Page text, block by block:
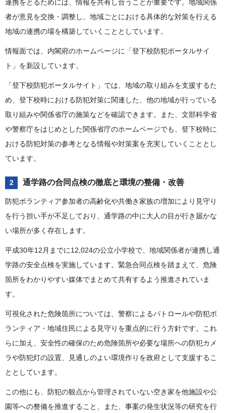
連携をとるためには、情報を共有し合うことが重要です。地域関係
者が意見を交換・調整し、地域ごとにおける具体的な対策を行える
地域の連携の場を構築していくこととしています。
情報面では、内閣府のホームページに「登下校防犯ポータルサイ
ト」を新設しています。
「登下校防犯ポータルサイト」では、地域の取り組みを支援するた
め、登下校時における防犯対策に関連した、他の地域が行っている
取り組みや関係省庁の施策などを確認できます。また、文部科学省
や警察庁をはじめとした関係省庁のホームページでも、登下校時に
おける防犯対策の参考となる情報や対策案を充実していくこととし
ています。
2 通学路の合同点検の徹底と環境の整備・改善
防犯ボランティア参加者の高齢化や共働き家族の増加により見守り
を行う担い手が不足しており、通学路の中に大人の目が行き届かな
い場所が多く存在します。
平成30年12月までに12,024の公立小学校で、地域関係者が連携し通
学路の安全点検を実施しています。緊急合同点検を踏まえて、危険
箇所をわかりやすい媒体でまとめて共有するよう推進されていま
す。
可視化された危険箇所については、警察によるパトロールや防犯ボ
ランティア・地域住民による見守りを重点的に行う方針です。これ
らに加え、安全性の確保のため危険箇所や必要な場所への防犯カメ
ラや防犯灯の設置、見通しのよい環境作りを政府として支援するこ
ととしています。
この他にも、防犯の観点から管理されていない空き家を他施設や公
園等への整備を推進すること、また、事案の発生状況等の研究を行